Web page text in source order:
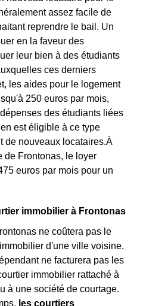
assez facile de
reprendre le bail. Un
en la faveur des
leur bien à des étudiants
ces derniers
les aides pour le logement
250 euros par mois,
des étudiants liées
est éligible à ce type
de nouveaux locataires.À
de Frontonas, le loyer
euros par mois pour un
immobilier à Frontonas
ne coûtera pas le
d'une ville voisine.
ne facturera pas les
immobilier rattaché à
à une société de courtage.
les courtiers